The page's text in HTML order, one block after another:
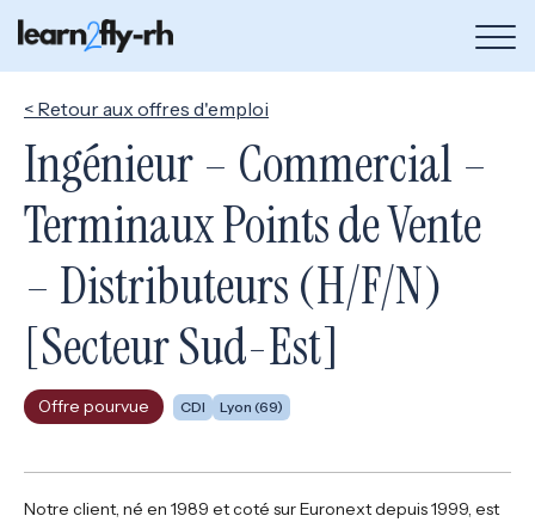
de
< Retour aux offres d'emploi
Ingénieur – Commercial –
Terminaux Points de Vente
– Distributeurs (H/F/N)
[Secteur Sud-Est]
Offre pourvue CDI Lyon (69)
Notre client, né en 1989 et coté sur Euronext depuis 1999, est